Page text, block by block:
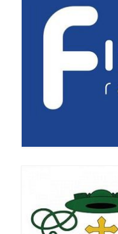
Uroczystość
Wizytacja
Boże Ciało
GODZINA
Triduum St.
Posługa